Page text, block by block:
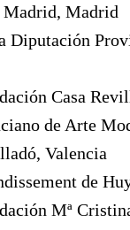
Madrid, Madrid
Diputación
Casa
de Arte
Valencia
de
Mª